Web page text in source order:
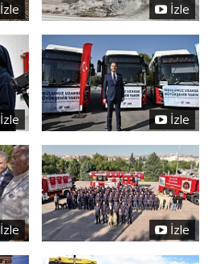
İzle İzle
İzle İzle
İzle İzle